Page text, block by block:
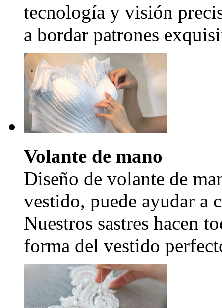
tecnología y visión
a bordar patrones
Volante de mano
Diseño de volante de
vestido, puede ayudar a
Nuestros sastres hacen
forma del vestido